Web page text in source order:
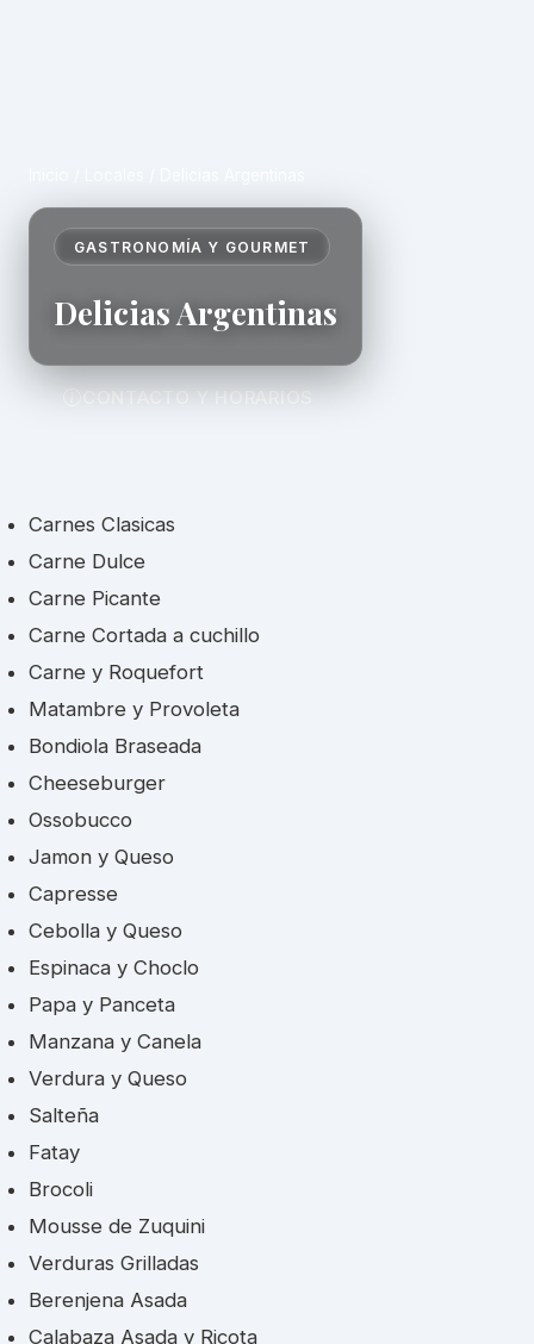
GASTRONOMÍA Y GOURMET
Delicias Argentinas
CONTACTO Y HORARIOS
Carnes Clasicas
Carne Dulce
Carne Picante
Carne Cortada a cuchillo
Carne y Roquefort
Matambre y Provoleta
Bondiola Braseada
Cheeseburger
Ossobucco
Jamon y Queso
Capresse
Cebolla y Queso
Espinaca y Choclo
Papa y Panceta
Manzana y Canela
Verdura y Queso
Salteña
Fatay
Brocoli
Mousse de Zuquini
Verduras Grilladas
Berenjena Asada
Calabaza Asada y Ricota